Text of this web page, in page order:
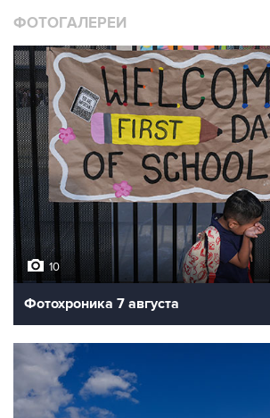
ФОТОГАЛЕРЕИ
10
Фотохроника 7 августа